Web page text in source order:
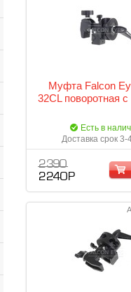
Муфта Falcon
32CL поворотная
Есть в
Доставка срок 3-
2 390
2 240 Р